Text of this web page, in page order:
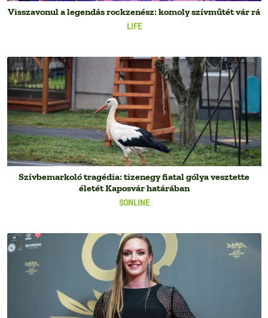
LIFE
Visszavonul a legendás rockzenész: komoly szívműtét vár rá
SONLINE
Szívbemarkoló tragédia: tizenegy fiatal gólya vesztette
életét Kaposvár határában